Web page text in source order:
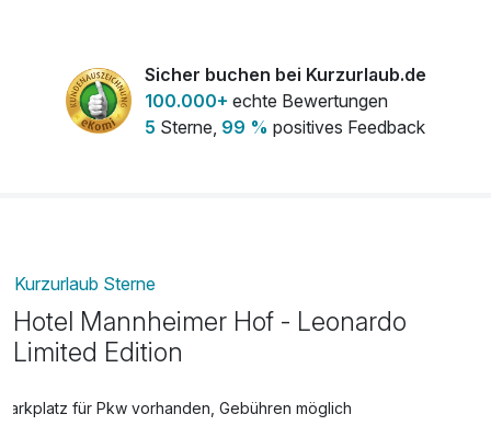
Obstteller
pro Zimmer
Sicher buchen bei Kurzurlaub.de
100.000+ echte Bewertungen
5 Sterne, 99 % positives Feedback
Kurzurlaub Sterne
Hotel Mannheimer Hof - Leonardo
Limited Edition
Parkplatz für Pkw vorhanden, Gebühren möglich